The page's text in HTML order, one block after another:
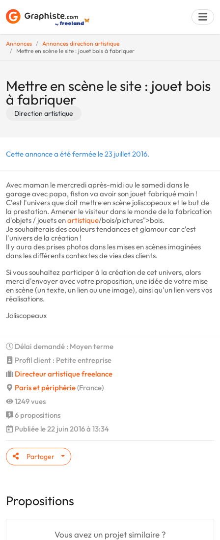
Annonces
Annonces direction artistique
Mettre en scène le site : jouet bois à fabriquer
Mettre en scène le site : jouet bois
à fabriquer
Direction artistique
Cette annonce a été fermée le 23 juillet 2016.
Avec maman le mercredi après-midi ou le samedi dans le
garage avec papa, fiston va avoir son jouet fabriqué main !
C'est l'univers que doit mettre en scène joliscopeaux et le but de
la prestation. Amener le visiteur dans le monde de la fabrication
d'objets / jouets enartistique/bois/pictures">bois.
Je souhaiterais des couleurs tendances et glamour car c'est
l'univers de la création !
Il y aura des prises photos dans les mises en scènes imaginées
dans les différents contextes de vies des clients.
Si vous souhaitez participer à la création de cet univers, alors
merci d'envoyer avec votre proposition, une idée de votre mise
en scène (un texte, un lien ou une image), ainsi qu'un lien vers vos
réalisations.
Joliscopeaux
Délai demandé : Moyen terme
Profil client : Petite entreprise
Directeur artistique freelance
Paris et périphérie(France)
1249 vues
6 propositions
Publiée le 22 juin 2016 à 13:34
Partager
Propositions
Vous avez un projet similaire ?